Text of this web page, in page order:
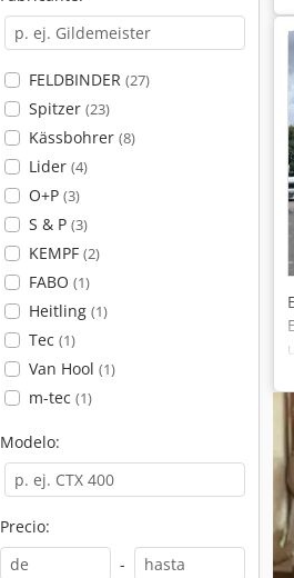
FELDBINDER (27)
Spitzer (23)
Kässbohrer (8)
Lider (4)
O+P (3)
S & P (3)
KEMPF (2)
FABO (1)
Heitling (1)
Tec (1)
Van Hool (1)
m-tec (1)
Modelo:
Precio:
-